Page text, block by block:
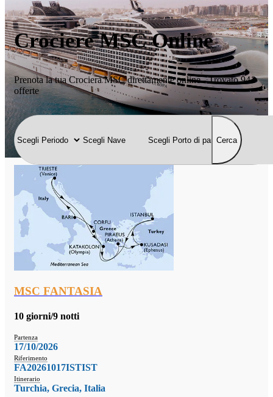
Crociere MSC Online
Prenota la tua Crociera MSC direttamente online - Trovato 941
offerte
Cerca
MSC FANTASIA
10 giorni/9 notti
Partenza
17/10/2026
Riferimento
FA20261017ISTIST
Itinerario
Turchia, Grecia, Italia